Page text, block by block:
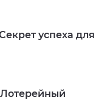
успеха для